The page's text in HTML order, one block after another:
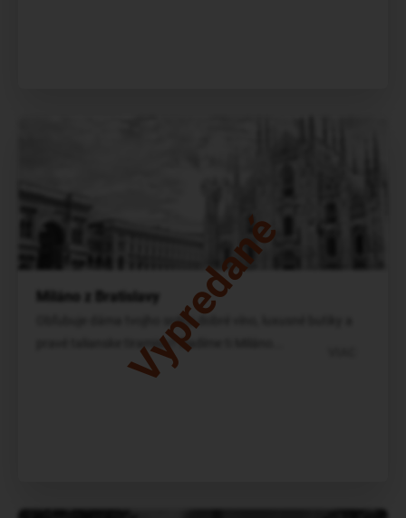
Vypredané
Miláno z Bratislavy
Obľubuje dáma tvojho srdca dobré víno, luxusné butiky a
pravé talianske tiramisu? Radíme ti Miláno...